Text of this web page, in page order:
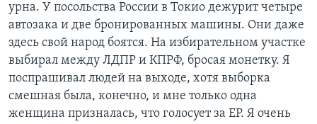
урна. У посольства России в Токио дежурит четыре
автозака и две бронированных машины. Они даже
здесь свой народ боятся. На избирательном участке
выбирал между ЛДПР и КПРФ, бросая монетку. Я
поспрашивал людей на выходе, хотя выборка
смешная была, конечно, и мне только одна
женщина призналась, что голосует за ЕР. Я очень